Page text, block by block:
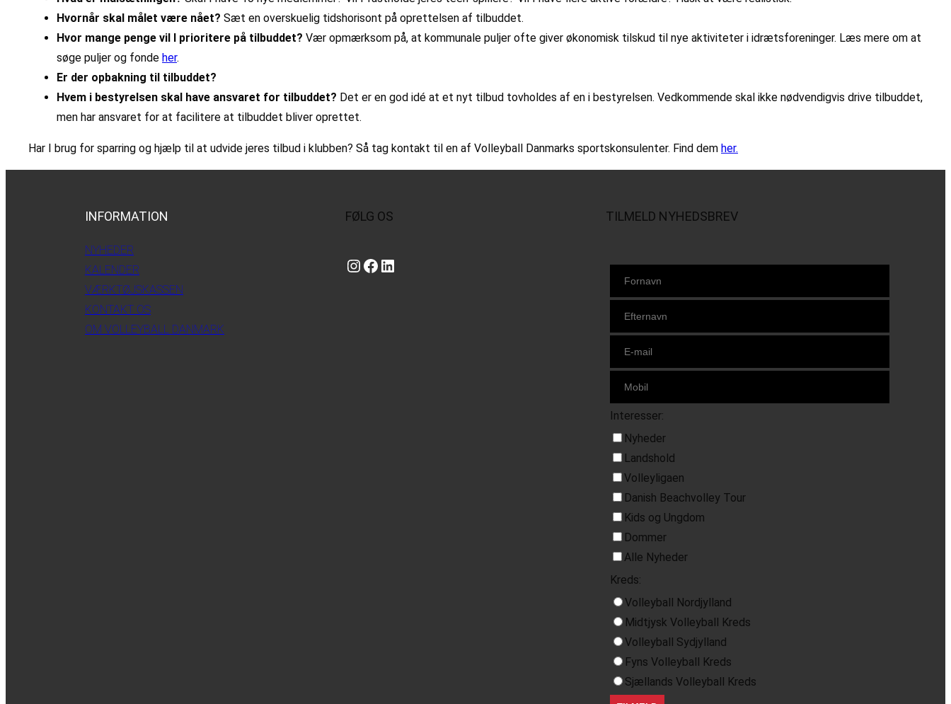
Hvornår skal målet være nået? Sæt en overskuelig tidshorisont på oprettelsen af tilbuddet.
Hvor mange penge vil I prioritere på tilbuddet? Vær opmærksom på, at kommunale puljer ofte giver økonomisk tilskud til nye aktiviteter i idrætsforeninger. Læs mere om at
søge puljer og fonde her.
Er der opbakning til tilbuddet?
Hvem i bestyrelsen skal have ansvaret for tilbuddet? Det er en god idé at et nyt tilbud tovholdes af en i bestyrelsen. Vedkommende skal ikke nødvendigvis drive tilbuddet,
men har ansvaret for at facilitere at tilbuddet bliver oprettet.
Har I brug for sparring og hjælp til at udvide jeres tilbud i klubben? Så tag kontakt til en af Volleyball Danmarks sportskonsulenter. Find dem her.
INFORMATION
NYHEDER
KALENDER
VÆRKTØJSKASSEN
KONTAKT OS
OM VOLLEYBALL DANMARK
FØLG OS
Instagram https://www.facebook.com/danishbeachvolleytour LinkedIn
TILMELD NYHEDSBREV
Interesser:
Nyheder
Landshold
Volleyligaen
Danish Beachvolley Tour
Kids og Ungdom
Dommer
Alle Nyheder
Kreds:
Volleyball Nordjylland
Midtjysk Volleyball Kreds
Volleyball Sydjylland
Fyns Volleyball Kreds
Sjællands Volleyball Kreds